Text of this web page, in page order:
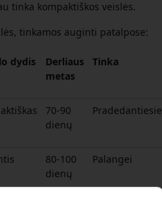
tinka kompaktiškos veislės.
tinkamos auginti patalpose:
dydis
Derliaus
metas
Tinka
70-90
dienų
80-100
dienų
Palangei